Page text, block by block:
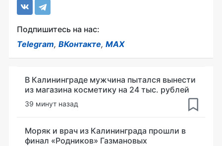
Подпишитесь на нас:
Telegram, ВКонтакте, MAX
В Калининграде мужчина пытался вынести
из магазина косметику на 24 тыс. рублей
39 минут назад
Моряк и врач из Калининграда прошли в
финал «Родников» Газмановых